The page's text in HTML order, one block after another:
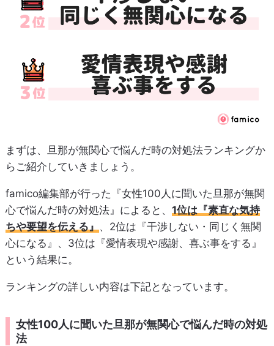
まずは、旦那が無関心で悩んだ時の対処法ランキングか
らご紹介していきましょう。
famico編集部が行った『女性100人に聞いた旦那が無関
心で悩んだ時の対処法』によると、 1位は『素直な気持
ちや要望を伝える』、2位は『干渉しない・同じく無関
心になる』、3位は『愛情表現や感謝、喜ぶ事をする』
という結果に。
ランキングの詳しい内容は下記となっています。
女性100人に聞いた旦那が無関心で悩んだ時の対処
法